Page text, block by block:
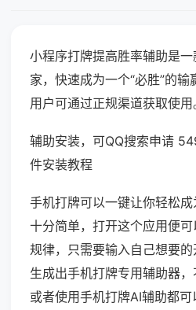
小程序打牌提高胜率辅助是
家，快速成为一个“必胜”的
用户可通过正规渠道获取使用
辅助安装，可QQ搜索申请
件安装教程
手机打牌可以一键让你轻松成
十分简单，打开这个应用便
规律，只需要输入自己想要
生成出手机打牌专用辅助器
或者使用手机打牌AI辅助都可